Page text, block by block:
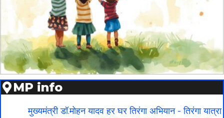
MP info
मुख्यमंत्री डॉ.मोहन यादव हर घर तिरंगा अभियान - तिरंगा यात्रा